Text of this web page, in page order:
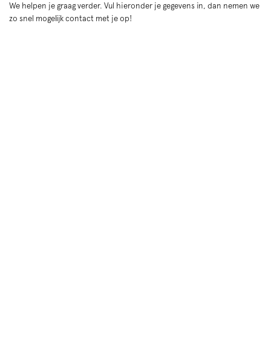
We helpen je graag verder. Vul hieronder je gegevens in, dan nemen we
zo snel mogelijk contact met je op!